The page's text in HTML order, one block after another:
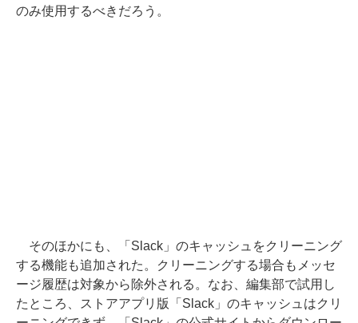
のみ使用するべきだろう。
そのほかにも、「Slack」のキャッシュをクリーニング
する機能も追加された。クリーニングする場合もメッセ
ージ履歴は対象から除外される。なお、編集部で試用し
たところ、ストアアプリ版「Slack」のキャッシュはクリ